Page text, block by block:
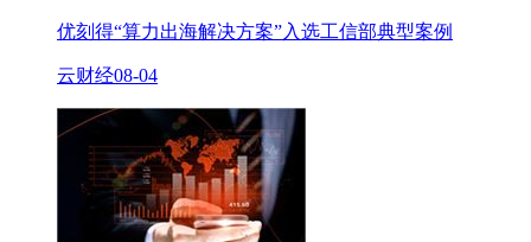
优刻得“算力出海解决方案”入选工信部典型案例
云财经08-04